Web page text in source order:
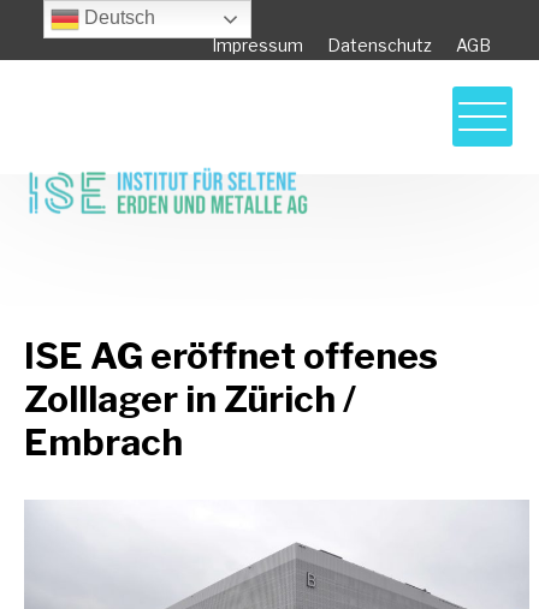
Impressum Datenschutz AGB
ISE AG eröffnet offenes Zolllager in Zürich /
ISE AG eröffnet offenes
Zolllager in Zürich /
Embrach
Deutsch